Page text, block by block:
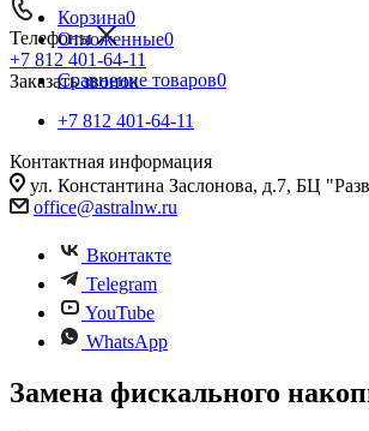
Телефоны
+7 812 401-64-11
Заказать звонок
Корзина0
Отложенные0
Сравнение товаров0
+7 812 401-64-11
Контактная информация
ул. Константина Заслонова, д.7, БЦ
office@astralnw.ru
Вконтакте
Telegram
YouTube
WhatsApp
Замена фискального